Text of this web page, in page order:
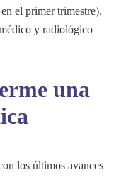
el primer trimestre).
y radiológico
una
los últimos avances